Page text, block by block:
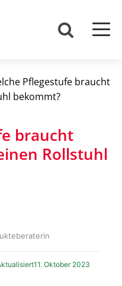
Pflegestufe braucht
bekommt?
braucht
Rollstuhl
11. Oktober 2023